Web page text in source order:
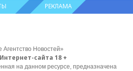
РЕКЛАМА
Новостей»
сайта 18 +
на данном ресурсе, предназначена